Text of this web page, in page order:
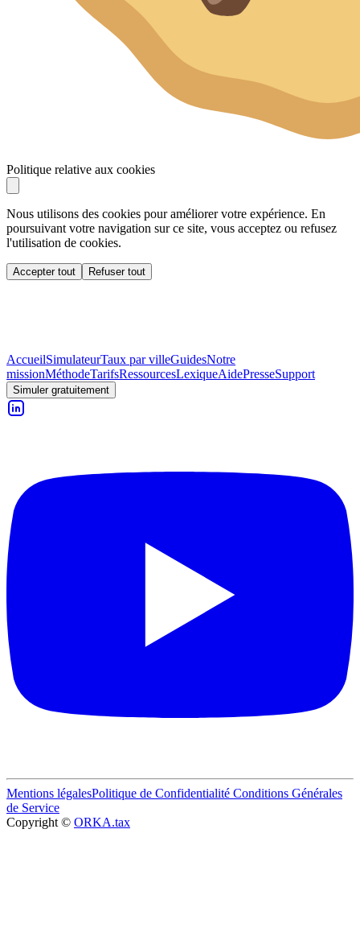
Politique relative aux cookies
Nous utilisons des cookies pour améliorer votre expérience. En
poursuivant votre navigation sur ce site, vous acceptez ou refusez
l'utilisation de cookies.
Accepter tout Refuser tout
AccueilSimulateurTaux par villeGuidesNotre
missionMéthodeTarifsRessourcesLexiqueAidePresseSupport
Simuler gratuitement
Mentions légalesPolitique de Confidentialité Conditions Générales
de Service
Copyright © ORKA.tax